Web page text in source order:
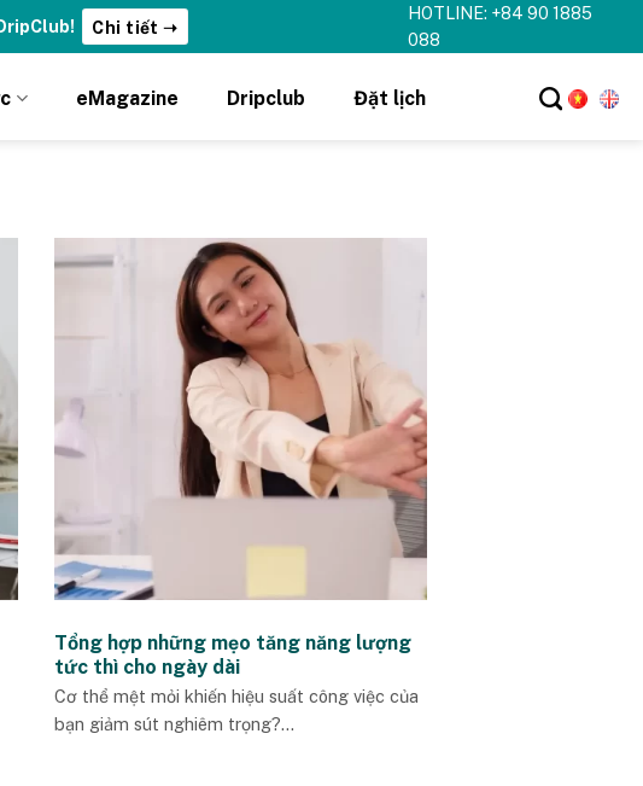
Chi tiết ➝
HOTLINE: +84 90 1885
088
eMagazine Dripclub Đặt lịch
Tổng hợp những mẹo tăng năng lượng
tức thì cho ngày dài
Cơ thể mệt mỏi khiến hiệu suất công việc của
bạn giảm sút nghiêm trọng?...